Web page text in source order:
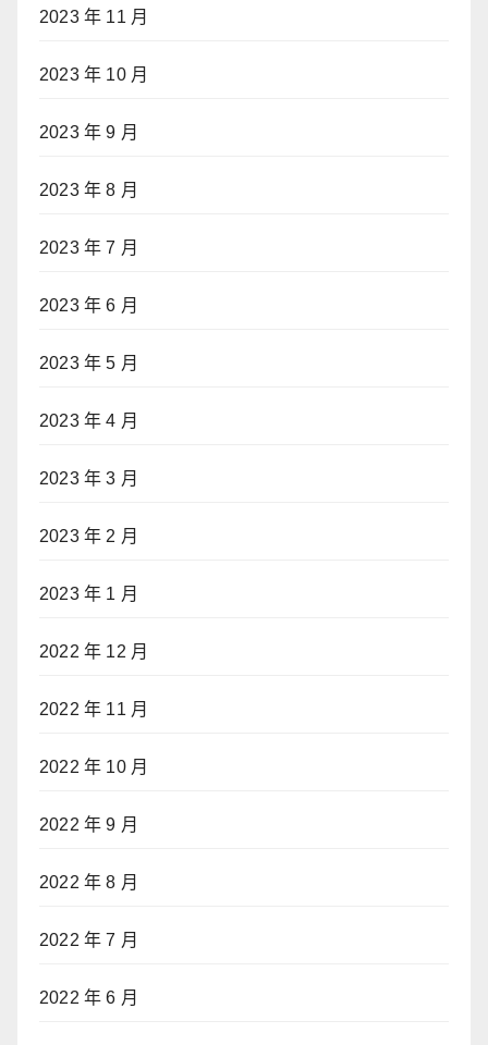
2023 年 11 月
2023 年 10 月
2023 年 9 月
2023 年 8 月
2023 年 7 月
2023 年 6 月
2023 年 5 月
2023 年 4 月
2023 年 3 月
2023 年 2 月
2023 年 1 月
2022 年 12 月
2022 年 11 月
2022 年 10 月
2022 年 9 月
2022 年 8 月
2022 年 7 月
2022 年 6 月